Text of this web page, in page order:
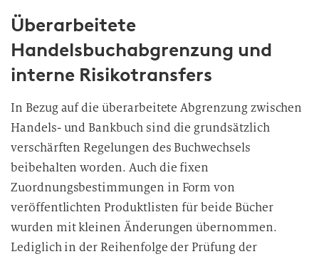
Überarbeitete
Handelsbuchabgrenzung und
interne Risikotransfers
In Bezug auf die überarbeitete Abgrenzung zwischen
Handels- und Bankbuch sind die grundsätzlich
verschärften Regelungen des Buchwechsels
beibehalten worden. Auch die fixen
Zuordnungsbestimmungen in Form von
veröffentlichten Produktlisten für beide Bücher
wurden mit kleinen Änderungen übernommen.
Lediglich in der Reihenfolge der Prüfung der